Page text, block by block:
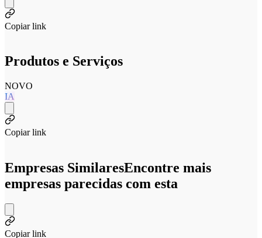
Copiar link
Produtos e Serviços
NOVO
IA
Copiar link
Empresas SimilaresEncontre mais
empresas parecidas com esta
Copiar link